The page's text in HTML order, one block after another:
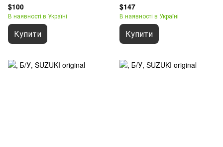
$100
В наявності в Україні
Купити
$147
В наявності в Україні
Купити